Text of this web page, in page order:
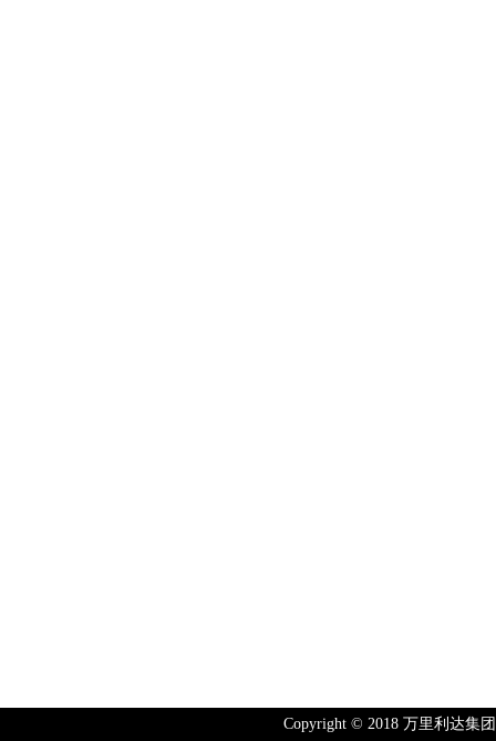
Copyright © 2018 万里利达集